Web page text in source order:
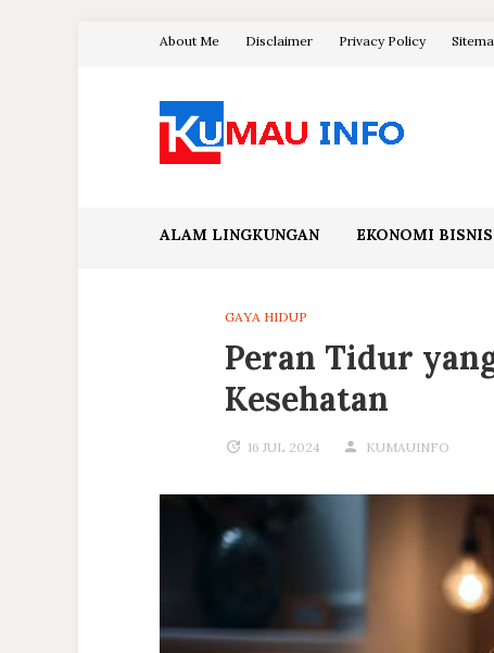
About Me Disclaimer Privacy Policy
ALAM LINGKUNGAN EKONOMI BISNIS
GAYA HIDUP
Peran Tidur
Kesehatan
16 JUL 2024 KUMAUINFO